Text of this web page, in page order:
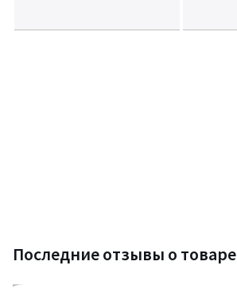
Последние отзывы о товаре